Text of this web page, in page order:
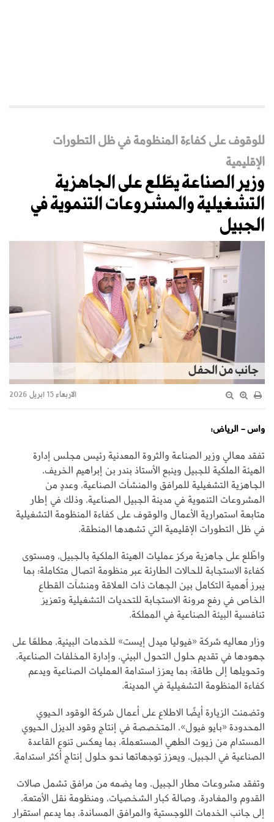
للوقوف على كفاءة المنظومة في ظل التطورات
الإقليمية
وزير الصناعة يطّلع على الجاهزية
التشغيلية والمشروعات التنموية في
الجبيل
جانب من الحفل
الاربعاء 15 ابريل 2026
واس - الرياض:
تفقد معالي وزير الصناعة والثروة المعدنية رئيس مجلس إدارة
الهيئة الملكية للجبيل وينبع الأستاذ بندر بن إبراهيم الخريف،
الجاهزية التشغيلية للمرافق والمنشآت الصناعية، وعددٍ من
المشروعات التنموية في مدينة الجبيل الصناعية، وذلك في إطار
متابعة استمرارية الأعمال والوقوف على كفاءة المنظومة التشغيلية
في ظل التطورات الإقليمية التي تشهدها المنطقة.
واطّلع على جاهزية مركز عمليات الهيئة الملكية بالجبيل، ومستوى
كفاءة الاستجابة للحالات الطارئة عبر منظومة اتصال متكاملة؛ بما
يبرز أهمية التكامل بين الجهات ذات العلاقة ومنشآت القطاع
الخاص في رفع مرونة الاستجابة للتحديات التشغيلية وتعزيز
تنافسية البيئة الصناعية في المملكة.
وزار معاليه شركة «فيوليا ميدل إيست» للخدمات البيئية، مطلعًا على
جهودها في تقديم حلول التحول البيئي، وإدارة المخلفات الصناعية،
وتحويلها إلى طاقة؛ بما يعزز استدامة العمليات الصناعية ويدعم
كفاءة المنظومة التشغيلية في المدينة.
وتضمنت الزيارة أيضًا الاطلاع على أعمال شركة الوقود الحيوي
المحدودة «بايو فيول»، المتخصصة في إنتاج وقود الديزل الحيوي
المستدام من زيوت الطهي المستعملة، بما يعكس تنوع القاعدة
الصناعية في الجبيل، ويعزز توجهاتها نحو حلول إنتاج أكثر استدامة.
وتفقد مشروعات مطار الجبيل، وما يضمه من مرافق تشمل صالات
القدوم والمغادرة، وصالة كبار الشخصيات، ومنظومة نقل الأمتعة،
إلى جانب الخدمات اللوجستية والمرافق المساندة، بما يدعم استقرار